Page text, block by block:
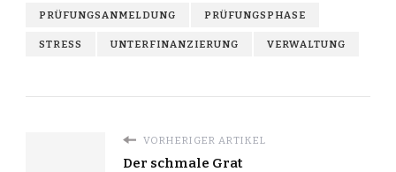
PRÜFUNGSANMELDUNG PRÜFUNGSPHASE
STRESS UNTERFINANZIERUNG VERWALTUNG
VORHERIGER ARTIKEL
Der schmale Grat